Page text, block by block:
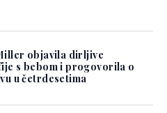
objavila dirljive
s bebom i progovorila o
u četrdesetima